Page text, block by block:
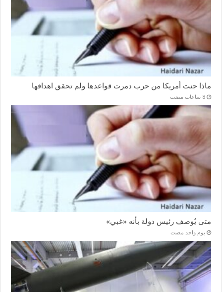
ماذا جنت أمريكا من حرب دمرت قواعدها ولم تحقق اهدافها
‏8 ساعات مضت
متى يُوصف رئيس دولة بأنه «غبي»
‏يوم واحد مضت